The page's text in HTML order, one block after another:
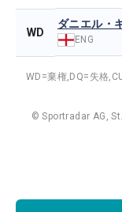
WD
ダニエル・
ENG
WD=棄権, DQ=失格,
© Sportradar AG,